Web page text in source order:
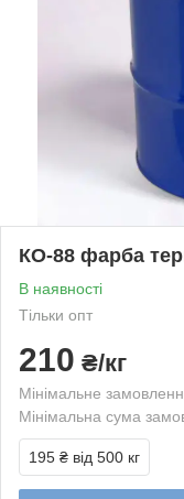
КО-88 фарба
В наявності
Тільки опт
210 ₴/кг
Мінімальне
Мінімальна сума
195 ₴ від 500 кг